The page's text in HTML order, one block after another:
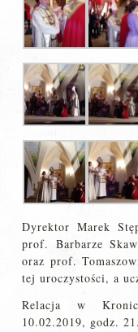
Dyrektor Marek
prof. Barbarze
oraz prof.
tej uroczystości, a
Relacja w
10.02.2019, godz.